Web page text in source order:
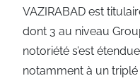
VAZIRABAD est
dont 3 au niveau
notoriété s’est
notamment à un